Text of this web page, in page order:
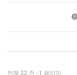
전체 22 건 - 1 페이지